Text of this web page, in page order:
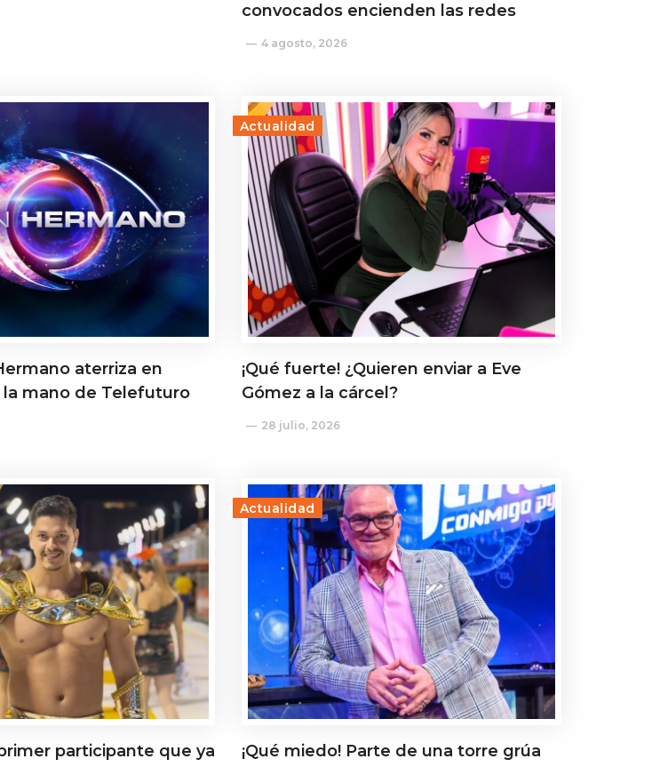
convocados encienden las redes
4 agosto, 2026
aterriza en
la mano de Telefuturo
Actualidad
¡Qué fuerte! ¿Quieren enviar a Eve
Gómez a la cárcel?
28 julio, 2026
participante que ya
Actualidad
¡Qué miedo! Parte de una torre grúa